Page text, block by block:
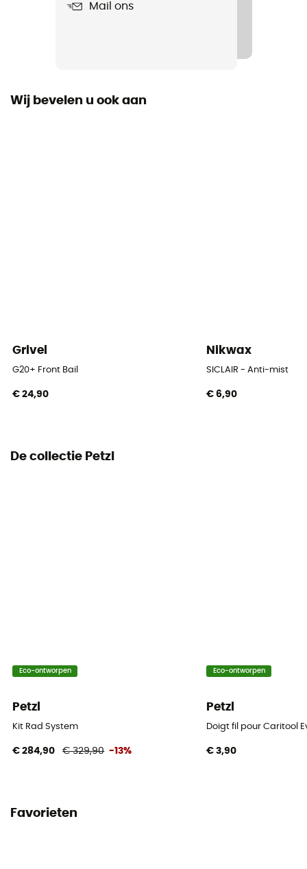
Mail ons
Wij bevelen u ook aan
Grivel
G20+ Front Bail
€ 24,90
Nikwax
SICLAIR - Anti-mist
€ 6,90
De collectie Petzl
Eco-ontworpen
Petzl
Kit Rad System
€ 284,90 € 329,90 -13%
Eco-ontworpen
Petzl
Doigt fil pour Caritool
€ 3,90
Favorieten